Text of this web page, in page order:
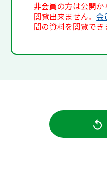
非会員の方は公開
閲覧出来ません。会
間の資料を閲覧でき